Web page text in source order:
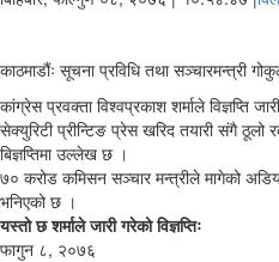
काठमाडौंः सूचना प्रविधि तथा सञ्चारमन्त्री
कांग्रेस प्रवक्ता विश्वप्रकाश शर्माले विज्ञप्ति
सेक्युरिटी प्रीन्टिङ प्रेस खरिद तयारी संगै
बिज्ञप्तिमा उल्लेख छ ।
७० करोड कमिसन सञ्चार मन्त्रीले मागेको
भनिएको छ ।
यस्तो छ शर्माले जारी गरेको विज्ञप्तिः
फागुन ८, २०७६